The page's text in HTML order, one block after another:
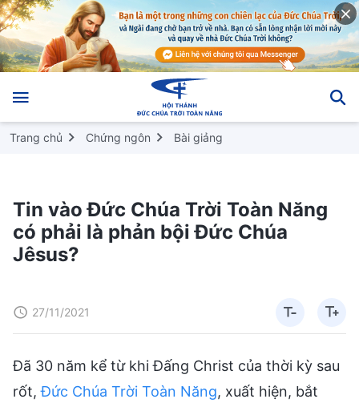
Trang chủ Chứng ngôn Bài giảng
Tin vào Đức Chúa Trời Toàn Năng
có phải là phản bội Đức Chúa
Jêsus?
27/11/2021
Đã 30 năm kể từ khi Đấng Christ của thời kỳ sau
rốt,Đức Chúa Trời Toàn Năng, xuất hiện, bắt